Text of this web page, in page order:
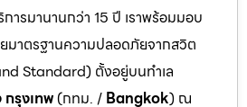
ารมานานกว่า 15 ปี เราพร้อมมอบ
มาตรฐานความปลอดภัยจากสวิต
Standard) ตั้งอยู่บนทำเล
กรุงเทพ(กทม. / Bangkok) ณ